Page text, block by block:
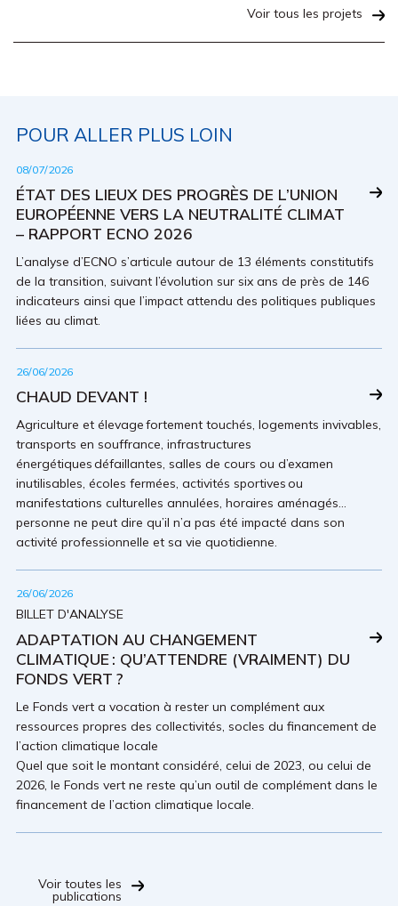
Voir tous les projets
POUR ALLER PLUS LOIN
08/07/2026
ÉTAT DES LIEUX DES PROGRÈS DE L’UNION
EUROPÉENNE VERS LA NEUTRALITÉ CLIMAT
– RAPPORT ECNO 2026
L’analyse d’ECNO s’articule autour de 13 éléments constitutifs
de la transition, suivant l’évolution sur six ans de près de 146
indicateurs ainsi que l’impact attendu des politiques publiques
liées au climat.
26/06/2026
CHAUD DEVANT !
Agriculture et élevage fortement touchés, logements invivables,
transports en souffrance, infrastructures
énergétiques défaillantes, salles de cours ou d’examen
inutilisables, écoles fermées, activités sportives ou
manifestations culturelles annulées, horaires aménagés…
personne ne peut dire qu’il n’a pas été impacté dans son
activité professionnelle et sa vie quotidienne.
26/06/2026
BILLET D'ANALYSE
ADAPTATION AU CHANGEMENT
CLIMATIQUE : QU’ATTENDRE (VRAIMENT) DU
FONDS VERT ?
Le Fonds vert a vocation à rester un complément aux
ressources propres des collectivités, socles du financement de
l’action climatique locale
Quel que soit le montant considéré, celui de 2023, ou celui de
2026, le Fonds vert ne reste qu’un outil de complément dans le
financement de l’action climatique locale.
Voir toutes les
publications